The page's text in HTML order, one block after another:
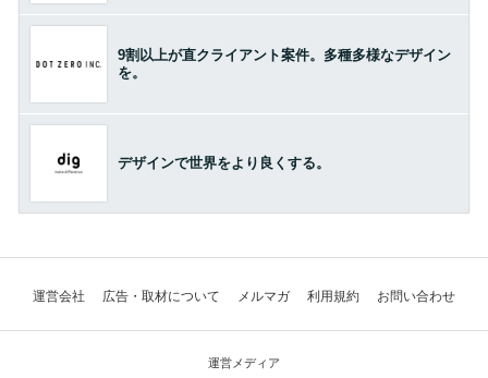
9割以上が直クライアント案件。多種多様なデザイン
を。
デザインで世界をより良くする。
運営会社 広告・取材について メルマガ 利用規約 お問い合わせ
運営メディア